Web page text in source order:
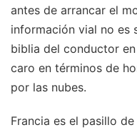
antes de arrancar el
información vial no es
biblia del conductor
caro en términos de
por las nubes.
Francia es el pasillo